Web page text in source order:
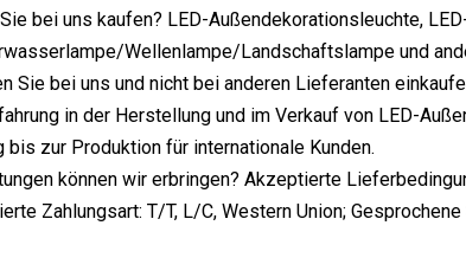
bei uns kaufen? LED-Außendekorationsleuchte,
Wellenlampe/Landschaftslampe und
Sie bei uns und nicht bei anderen Lieferanten
in der Herstellung und im Verkauf von LED-
bis zur Produktion für internationale Kunden.
können wir erbringen? Akzeptierte
Zahlungsart: T/T, L/C, Western Union;